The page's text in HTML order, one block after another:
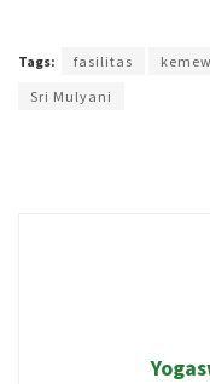
Tags: fasilitas
Sri Mulyani